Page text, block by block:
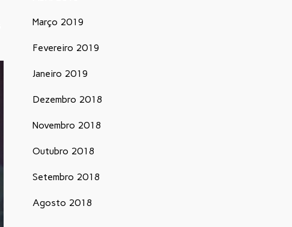
Março 2019
Fevereiro 2019
Janeiro 2019
Dezembro 2018
Novembro 2018
Outubro 2018
Setembro 2018
Agosto 2018